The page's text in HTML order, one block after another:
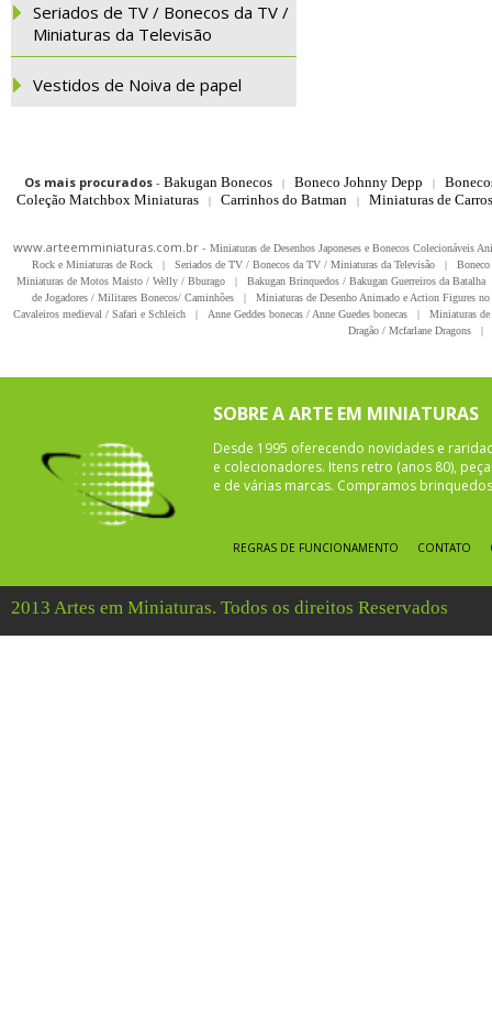
Seriados de TV / Bonecos da TV /
Miniaturas da Televisão
Vestidos de Noiva de papel
Os mais procurados- Bakugan Bonecos | Boneco Johnny Depp |
Coleção Matchbox Miniaturas
| Carrinhos do Batman | Miniaturas de
www.arteemminiaturas.com.br - Miniaturas de Desenhos Japoneses e Bonecos Colecionáveis
Rock e Miniaturas de Rock
| Seriados de TV / Bonecos da TV / Miniaturas da Televisão |
Miniaturas de Motos Maisto / Welly / Bburago
| Bakugan Brinquedos / Bakugan Guerreiros da Batalha
de Jogadores / Militares Bonecos/ Caminhões
|
Miniaturas de Desenho Animado e Action Figures
Cavaleiros medieval / Safari e Schleich
| Anne Geddes bonecas / Anne Guedes bonecas |
Miniaturas
Dragão / Mcfarlane Dragons
|
SOBRE A ARTE EM MINIATURAS
Desde 1995 oferecendo novidades e
e colecionadores. Itens retro (anos 80),
e de várias marcas. Compramos
REGRAS DE FUNCIONAMENTO CONTATO
2013 Artes em Miniaturas. Todos os direitos Reservados